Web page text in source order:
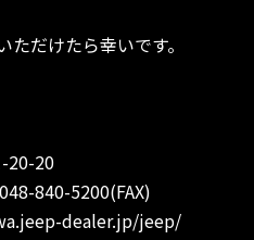
だけたら幸いです。
20-20
840-5200(FAX)
dealer.jp/jeep/